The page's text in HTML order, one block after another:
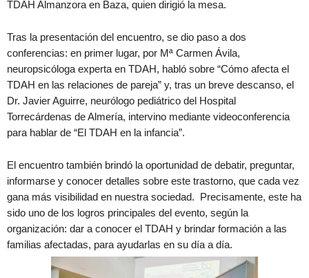
TDAH Almanzora en Baza, quien dirigió la mesa.
Tras la presentación del encuentro, se dio paso a dos
conferencias: en primer lugar, por Mª Carmen Ávila,
neuropsicóloga experta en TDAH, habló sobre “Cómo afecta el
TDAH en las relaciones de pareja” y, tras un breve descanso, el
Dr. Javier Aguirre, neurólogo pediátrico del Hospital
Torrecárdenas de Almería, intervino mediante videoconferencia
para hablar de “El TDAH en la infancia”.
El encuentro también brindó la oportunidad de debatir, preguntar,
informarse y conocer detalles sobre este trastorno, que cada vez
gana más visibilidad en nuestra sociedad. Precisamente, este ha
sido uno de los logros principales del evento, según la
organización: dar a conocer el TDAH y brindar formación a las
familias afectadas, para ayudarlas en su día a día.